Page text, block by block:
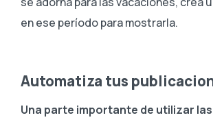
en ese período para mostrarla.
Automatiza tus
Una parte importante de utilizar